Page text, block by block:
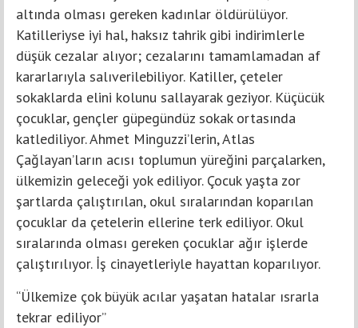
altında olması gereken kadınlar öldürülüyor.
Katilleriyse iyi hal, haksız tahrik gibi indirimlerle
düşük cezalar alıyor; cezalarını tamamlamadan af
kararlarıyla salıverilebiliyor. Katiller, çeteler
sokaklarda elini kolunu sallayarak geziyor. Küçücük
çocuklar, gençler güpegündüz sokak ortasında
katlediliyor. Ahmet Minguzzi’lerin, Atlas
Çağlayan’ların acısı toplumun yüreğini parçalarken,
ülkemizin geleceği yok ediliyor. Çocuk yaşta zor
şartlarda çalıştırılan, okul sıralarından koparılan
çocuklar da çetelerin ellerine terk ediliyor. Okul
sıralarında olması gereken çocuklar ağır işlerde
çalıştırılıyor. İş cinayetleriyle hayattan koparılıyor.
“Ülkemize çok büyük acılar yaşatan hatalar ısrarla
tekrar ediliyor”